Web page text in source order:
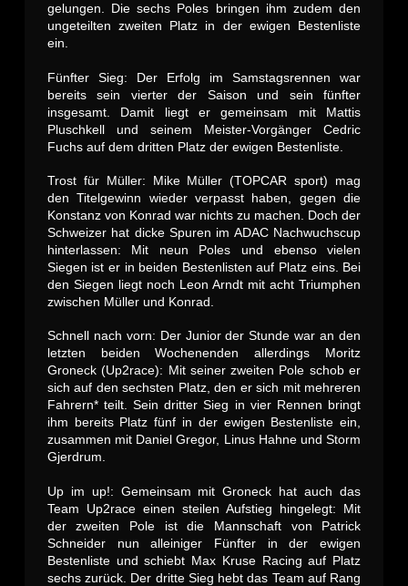
gelungen. Die sechs Poles bringen ihm zudem den
ungeteilten zweiten Platz in der ewigen Bestenliste
ein.
Fünfter Sieg: Der Erfolg im Samstagsrennen war
bereits sein vierter der Saison und sein fünfter
insgesamt. Damit liegt er gemeinsam mit Mattis
Pluschkell und seinem Meister-Vorgänger Cedric
Fuchs auf dem dritten Platz der ewigen Bestenliste.
Trost für Müller: Mike Müller (TOPCAR sport) mag
den Titelgewinn wieder verpasst haben, gegen die
Konstanz von Konrad war nichts zu machen. Doch der
Schweizer hat dicke Spuren im ADAC Nachwuchscup
hinterlassen: Mit neun Poles und ebenso vielen
Siegen ist er in beiden Bestenlisten auf Platz eins. Bei
den Siegen liegt noch Leon Arndt mit acht Triumphen
zwischen Müller und Konrad.
Schnell nach vorn: Der Junior der Stunde war an den
letzten beiden Wochenenden allerdings Moritz
Groneck (Up2race): Mit seiner zweiten Pole schob er
sich auf den sechsten Platz, den er sich mit mehreren
Fahrern* teilt. Sein dritter Sieg in vier Rennen bringt
ihm bereits Platz fünf in der ewigen Bestenliste ein,
zusammen mit Daniel Gregor, Linus Hahne und Storm
Gjerdrum.
Up im up!: Gemeinsam mit Groneck hat auch das
Team Up2race einen steilen Aufstieg hingelegt: Mit
der zweiten Pole ist die Mannschaft von Patrick
Schneider nun alleiniger Fünfter in der ewigen
Bestenliste und schiebt Max Kruse Racing auf Platz
sechs zurück. Der dritte Sieg hebt das Team auf Rang